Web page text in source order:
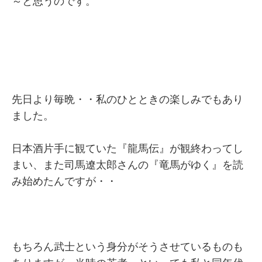
先日より毎晩・・私のひとときの楽しみでもあり
ました。
日本酒片手に観ていた『龍馬伝』が観終わってし
まい、また司馬遼太郎さんの『竜馬がゆく』を読
み始めたんですが・・
もちろん武士という身分がそうさせているものも